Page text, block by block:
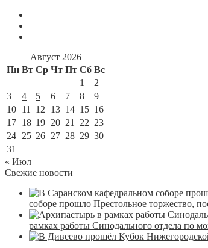
Август 2026
Пн Вт Ср Чт Пт Сб Вс
1
2
3
4 5 6 7 8
9
10 11 12 13 14 15 16
17 18 19 20 21 22 23
24 25 26 27 28 29 30
31
« Июл
Свежие новости
соборе прошло Престольное торжество,
рамках работы Синодального отдела по